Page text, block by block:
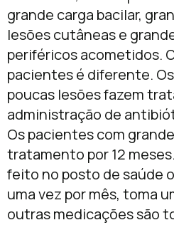
grande carga bacilar,
lesões cutâneas e
periféricos acometidos.
pacientes é diferente.
poucas lesões fazem
administração de
Os pacientes com
tratamento por 12
feito no posto de saúde
uma vez por mês, toma
outras medicações são